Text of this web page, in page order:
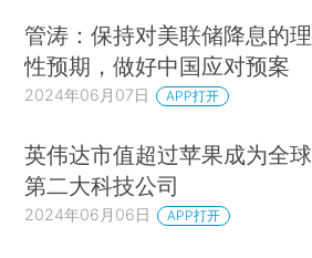
管涛：保持对美联储降息的理
性预期，做好中国应对预案
2024年06月07日 APP打开
英伟达市值超过苹果成为全球
第二大科技公司
2024年06月06日 APP打开